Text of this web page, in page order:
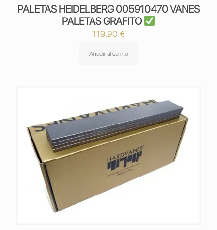
PALETAS HEIDELBERG 005910470 VANES
PALETAS GRAFITO
119,90 €
Añadir al carrito